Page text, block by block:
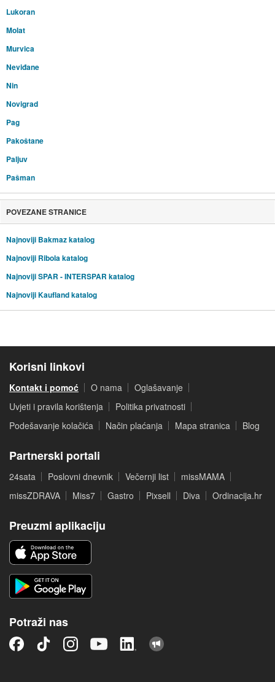
Lukoran
Molat
Murvica
Neviđane
Nin
Novigrad
Pag
Pakoštane
Paljuv
Pašman
POVEZANE STRANICE
Najnoviji Bakmaz katalog
Najnoviji Ribola katalog
Najnoviji SPAR - INTERSPAR katalog
Najnoviji Kaufland katalog
Korisni linkovi
Kontakt i pomoć O nama
Oglašavanje
Uvjeti i pravila korištenja
Politika privatnosti
Podešavanje kolačića
Način plaćanja Mapa stranica Blog
Partnerski portali
24sata Poslovni dnevnik Večernji list
missMAMA
missZDRAVA
Miss7 Gastro Pixsell Diva Ordinacija.hr
Preuzmi aplikaciju
Potraži nas